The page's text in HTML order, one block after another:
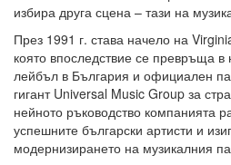
избира друга сцена – тази на
През 1991 г. става начело на
която впоследствие се превръща
лейбъл в България и официален
гигант Universal Music Group за
нейното ръководство компанията
успешните български артисти и
модернизирането на музикалния